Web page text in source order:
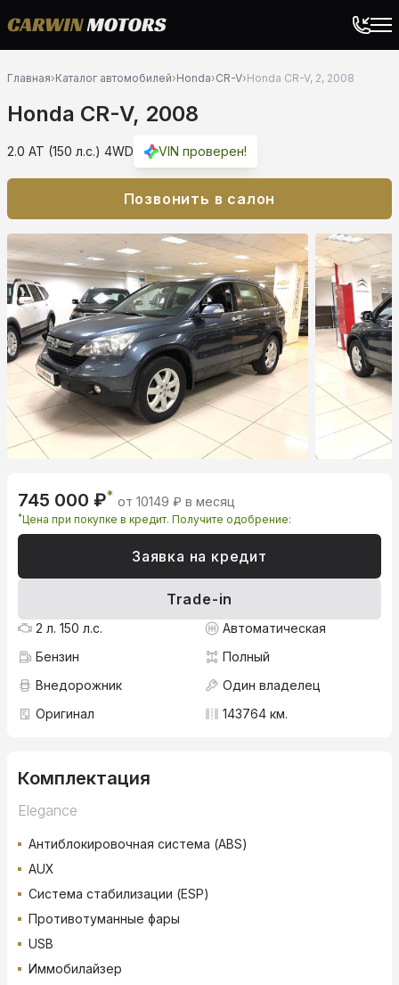
Главная›Каталог автомобилей›Honda›CR-V›Honda CR-V, 2, 2008
Honda CR-V, 2008
2.0 AT (150 л.с.) 4WD VIN проверен!
Позвонить в салон
745 000 ₽* от 10149 ₽ в месяц
*Цена при покупке в кредит. Получите одобрение:
Заявка на кредит
Trade-in
2 л. 150 л.с.
Автоматическая
Бензин
Полный
Внедорожник
Один владелец
Оригинал
143764 км.
Комплектация
Elegance
Антиблокировочная система (ABS)
AUX
Система стабилизации (ESP)
Противотуманные фары
USB
Иммобилайзер